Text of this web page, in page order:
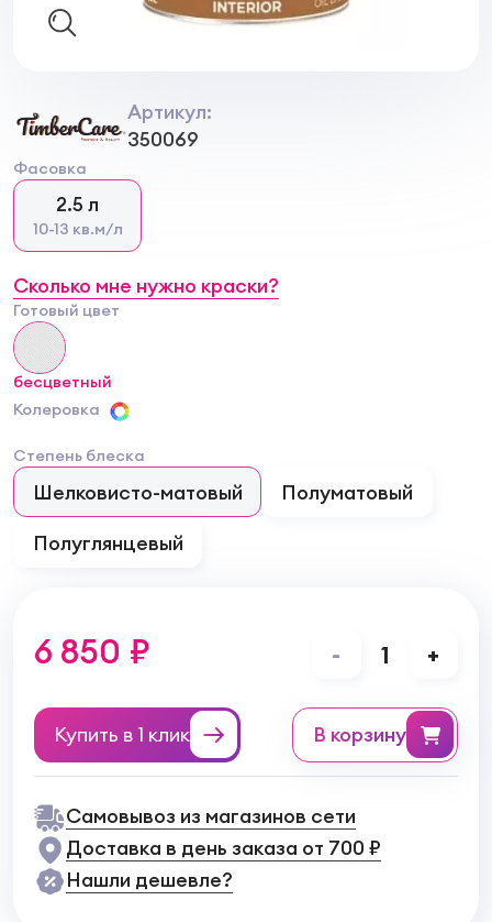
Артикул:
350069
Фасовка
2.5 л
10-13 кв.м/л
Сколько мне нужно краски?
Готовый цвет
бесцветный
Колеровка
Степень блеска
Шелковисто-матовый Полуматовый
Полуглянцевый
6 850 ₽ - 1 +
Купить в 1 клик в корзину
Самовывоз из магазинов сети
Доставка в день заказа от 700 ₽
Нашли дешевле?